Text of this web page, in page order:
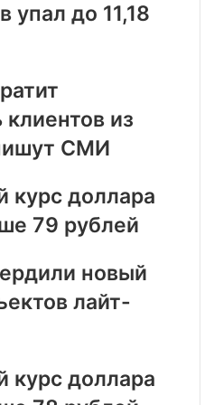
упал до 11,18
из
СМИ
курс доллара
79 рублей
новый
лайт-
курс доллара